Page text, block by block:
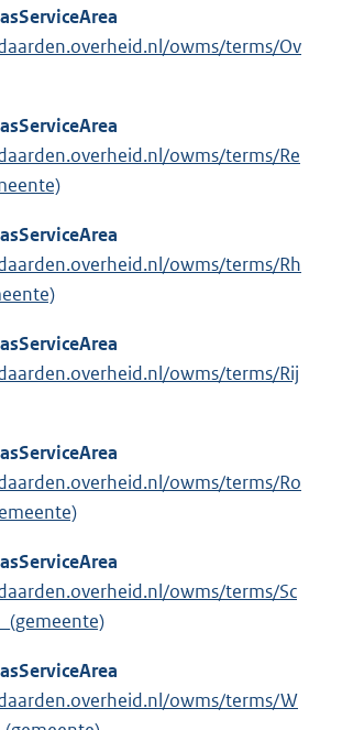
owms/terms/Ov
owms/terms/Re
owms/terms/Rh
owms/terms/Rij
owms/terms/Ro
owms/terms/Sc
owms/terms/W